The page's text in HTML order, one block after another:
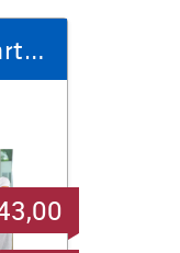
Gutschein für eine 10er Karte Tanzfit für Senioren für 1 Person